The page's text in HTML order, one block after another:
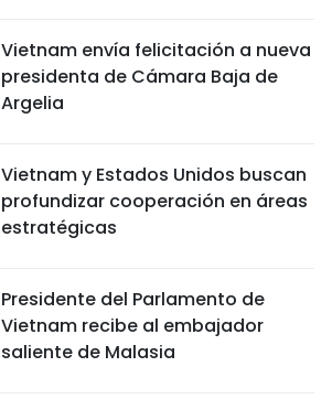
Vietnam envía felicitación a nueva
presidenta de Cámara Baja de
Argelia
Vietnam y Estados Unidos buscan
profundizar cooperación en áreas
estratégicas
Presidente del Parlamento de
Vietnam recibe al embajador
saliente de Malasia